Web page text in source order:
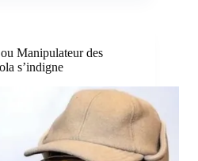
Manipulateur des
s’indigne